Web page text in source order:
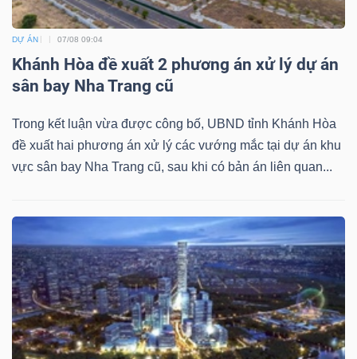
DỰ ÁN 07/08 09:04
Khánh Hòa đề xuất 2 phương án xử lý dự án
sân bay Nha Trang cũ
Trong kết luận vừa được công bố, UBND tỉnh Khánh Hòa
đề xuất hai phương án xử lý các vướng mắc tại dự án khu
vực sân bay Nha Trang cũ, sau khi có bản án liên quan...
(-)
Dịch
(-)
Sách
tài
chính